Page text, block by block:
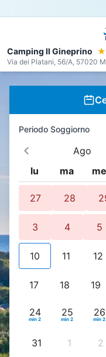
Camping Il Gineprino
Via dei Platani, 56/A, 57020
Periodo Soggiorno
Ago
lu
ma me
27 28
3 4 5
10 11 12
17 18 19
24
min 2
25
min 2
26
min 2
31 1 2